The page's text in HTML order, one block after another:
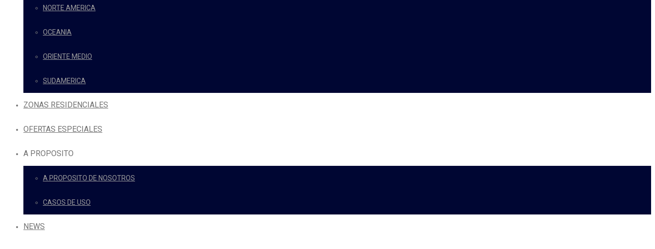
NORTE AMERICA
OCEANIA
ORIENTE MEDIO
SUDAMERICA
ZONAS RESIDENCIALES
OFERTAS ESPECIALES
A PROPOSITO
A PROPOSITO DE NOSOTROS
CASOS DE USO
NEWS